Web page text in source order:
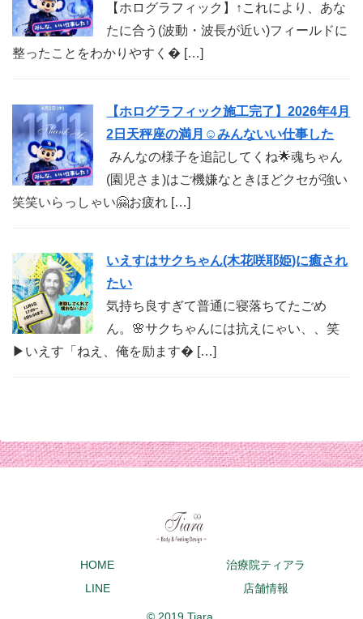
【ホログラフィック】↑これにより、あな
たに合う(波動・波長が近い)フィールドに
整ったことをわかりやすく� […]
【ホログラフィック施工完了】2026年4月
2日天秤座の満月☺︎みんないい仕事した
みんなの様子を追記してくね🌟魂ちゃん
(園児さま)はご機嫌なときほどクセが強い
笑笑いらっしゃい🤗お疲れ […]
いえすはサクちゃん(木花咲耶姫)に癒され
たい
気持ち良すぎて普通に寝落ちてたごめ
ん。🌸サクちゃんには抗えにゃい、、笑
▶︎いえす「ねえ、俺を励ます� […]
HOME
治療院ティアラ
LINE
店舗情報